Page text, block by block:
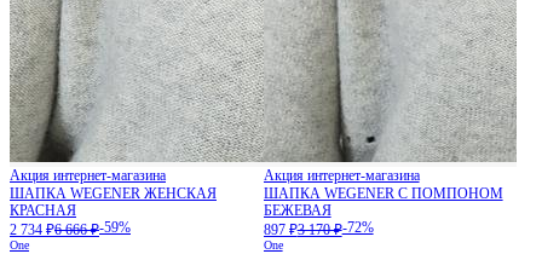
Акция интернет-магазина
ШАПКА WEGENER ЖЕНСКАЯ
КРАСНАЯ
2 734 ₽6 666 ₽-59%
One
Акция интернет-магазина
ШАПКА WEGENER С ПОМПОНОМ
БЕЖЕВАЯ
897 ₽3 170 ₽-72%
One